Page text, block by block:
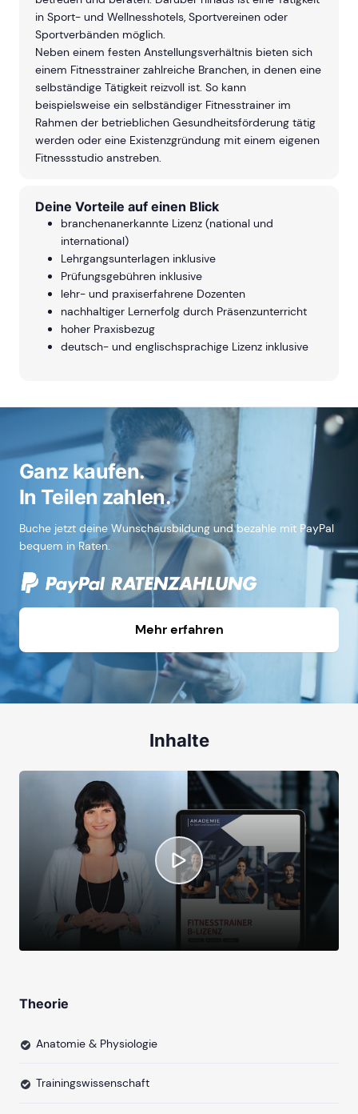
in Sport- und Wellnesshotels, Sportvereinen oder
Sportverbänden möglich.
Neben einem festen Anstellungsverhältnis bieten sich
einem Fitnesstrainer zahlreiche Branchen, in denen eine
selbständige Tätigkeit reizvoll ist. So kann
beispielsweise ein selbständiger Fitnesstrainer im
Rahmen der betrieblichen Gesundheitsförderung tätig
werden oder eine Existenzgründung mit einem eigenen
Fitnessstudio anstreben.
Deine Vorteile auf einen Blick
branchenanerkannte Lizenz (national und
international)
Lehrgangsunterlagen inklusive
Prüfungsgebühren inklusive
lehr- und praxiserfahrene Dozenten
nachhaltiger Lernerfolg durch Präsenzunterricht
hoher Praxisbezug
deutsch- und englischsprachige Lizenz inklusive
Ganz kaufen.
In Teilen zahlen.
Buche jetzt deine Wunschausbildung und bezahle mit PayPal
bequem in Raten.
Mehr erfahren
Inhalte
Theorie
Anatomie & Physiologie
Trainingswissenschaft